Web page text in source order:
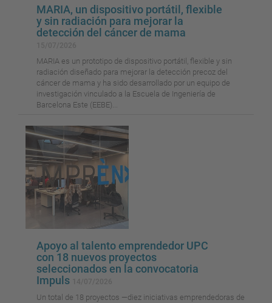
MARIA, un dispositivo portátil, flexible
y sin radiación para mejorar la
detección del cáncer de mama
MARIA es un prototipo de dispositivo portátil, flexible y sin
radiación diseñado para mejorar la detección precoz del
cáncer de mama y ha sido desarrollado por un equipo de
investigación vinculado a la Escuela de Ingeniería de
Barcelona Este (EEBE)...
Apoyo al talento emprendedor UPC
con 18 nuevos proyectos
seleccionados en la convocatoria
Impuls
Un total de 18 proyectos —diez iniciativas emprendedoras de